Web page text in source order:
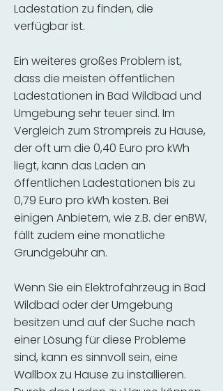
Ladestation zu finden, die
verfügbar ist.
Ein weiteres großes Problem ist,
dass die meisten öffentlichen
Ladestationen in Bad Wildbad und
Umgebung sehr teuer sind. Im
Vergleich zum Strompreis zu Hause,
der oft um die 0,40 Euro pro kWh
liegt, kann das Laden an
öffentlichen Ladestationen bis zu
0,79 Euro pro kWh kosten. Bei
einigen Anbietern, wie z.B. der enBW,
fällt zudem eine monatliche
Grundgebühr an.
Wenn Sie ein Elektrofahrzeug in Bad
Wildbad oder der Umgebung
besitzen und auf der Suche nach
einer Lösung für diese Probleme
sind, kann es sinnvoll sein, eine
Wallbox zu Hause zu installieren.